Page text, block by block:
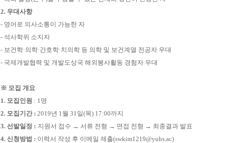
2. 우대사항
- 영어로 의사소통이 가능한 자
- 석사학위 소지자
- 보건학·의학·간호학·치의학 등 의학 및 보건계열 전공자 우대
- 국제개발협력 및 개발도상국 해외봉사활동 경험자 우대
※ 모집 개요
1. 모집인원 : 1명
2. 모집기간 : 2019년 1월 31일(목) 17:00까지
3. 선발일정 : 지원서 접수 → 서류 전형 → 면접 전형 → 최종결과 발표
4. 신청방법 : 이력서 작성 후 이메일 제출(swkim1219@yuhs.ac)